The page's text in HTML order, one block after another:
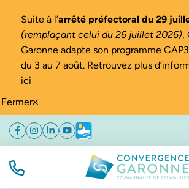
Fermer
Suite à l’arrêté préfectoral du 29
(remplaçant celui du 26 juillet 2026),
Garonne adapte son programme
du 3 au 7 août. Retrouvez plus
ici
Aller
navigation
Aller
au
Aller
au
de
Facebook
(ouverture dans un nouvel onglet)
Instagram
(ouverture dans un nouvel onglet)
Linkedin
(ouverture dans un nouvel onglet)
YouTube
(ouverture dans un nouvel
Météo
(ouverture dans un nouvel
TÉL.